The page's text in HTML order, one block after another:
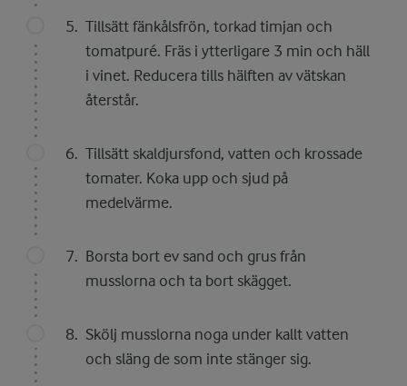
Tillsätt fänkålsfrön, torkad timjan och
tomatpuré. Fräs i ytterligare 3 min och häll
i vinet. Reducera tills hälften av vätskan
återstår.
Tillsätt skaldjursfond, vatten och krossade
tomater. Koka upp och sjud på
medelvärme.
Borsta bort ev sand och grus från
musslorna och ta bort skägget.
Skölj musslorna noga under kallt vatten
och släng de som inte stänger sig.